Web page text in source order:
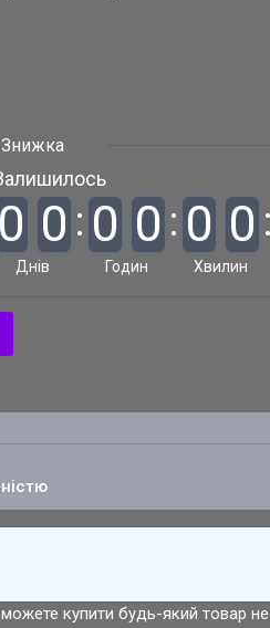
0 0
Днів
0 0
Годин
0 0
Хвилин
можете купити будь-який товар